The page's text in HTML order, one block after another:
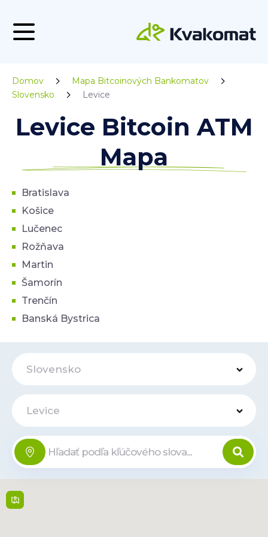
Domov
Mapa Bitcoinových Bankomatov
Slovensko
Levice
Levice Bitcoin ATM
Mapa
Bratislava
Košice
Lučenec
Rožňava
Martin
Šamorín
Trenčín
Banská Bystrica
Slovensko
Levice